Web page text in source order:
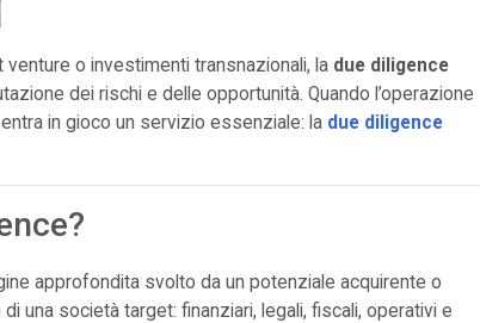
o investimenti transnazionali, la due diligence
dei rischi e delle opportunità. Quando l’operazione
in gioco un servizio essenziale: la due diligence
approfondita svolto da un potenziale acquirente o
una società target: finanziari, legali, fiscali, operativi e